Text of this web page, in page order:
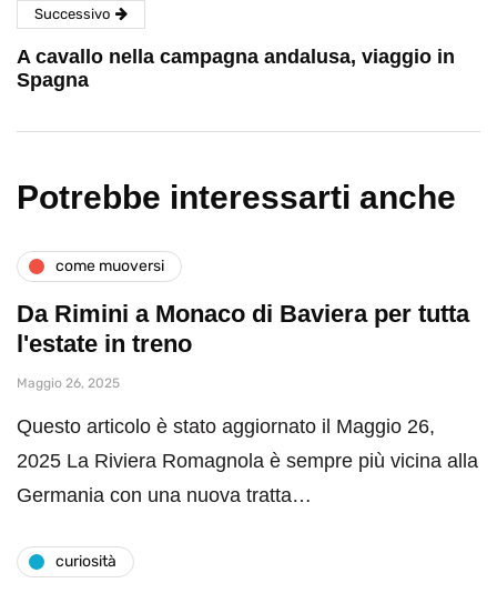
Successivo
A cavallo nella campagna andalusa, viaggio in
Spagna
Potrebbe interessarti anche
come muoversi
Da Rimini a Monaco di Baviera per tutta
l'estate in treno
Maggio 26, 2025
Questo articolo è stato aggiornato il Maggio 26,
2025 La Riviera Romagnola è sempre più vicina alla
Germania con una nuova tratta…
curiosità